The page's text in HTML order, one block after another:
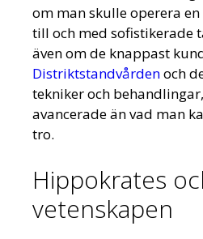
om man skulle operera
till och med sofistikerade
även om de knappast
Distriktstandvårdenoch
tekniker och
avancerade än vad man
tro.
Hippokrates
vetenskapen